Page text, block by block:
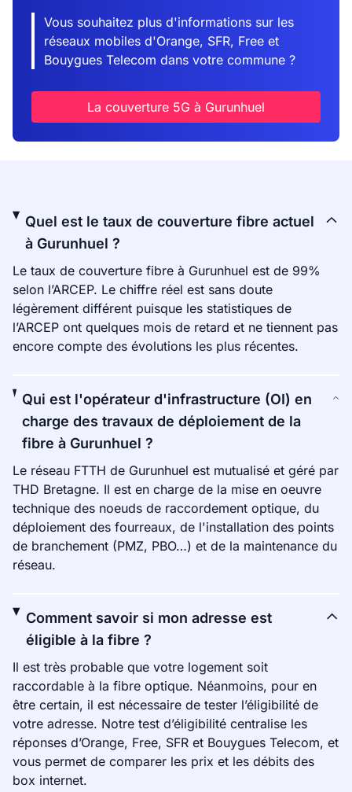
Vous souhaitez plus d'informations sur les
réseaux mobiles d'Orange, SFR, Free et
Bouygues Telecom dans votre commune ?
La couverture 5G à Gurunhuel
Quel est le taux de couverture fibre actuel
à Gurunhuel ?
Le taux de couverture fibre à Gurunhuel est de 99%
selon l’ARCEP. Le chiffre réel est sans doute
légèrement différent puisque les statistiques de
l’ARCEP ont quelques mois de retard et ne tiennent pas
encore compte des évolutions les plus récentes.
Qui est l'opérateur d'infrastructure (OI) en
charge des travaux de déploiement de la
fibre à Gurunhuel ?
Le réseau FTTH de Gurunhuel est mutualisé et géré par
THD Bretagne. Il est en charge de la mise en oeuvre
technique des noeuds de raccordement optique, du
déploiement des fourreaux, de l'installation des points
de branchement (PMZ, PBO…) et de la maintenance du
réseau.
Comment savoir si mon adresse est
éligible à la fibre ?
Il est très probable que votre logement soit
raccordable à la fibre optique. Néanmoins, pour en
être certain, il est nécessaire de tester l’éligibilité de
votre adresse. Notre test d’éligibilité centralise les
réponses d’Orange, Free, SFR et Bouygues Telecom, et
vous permet de comparer les prix et les débits des
box internet.